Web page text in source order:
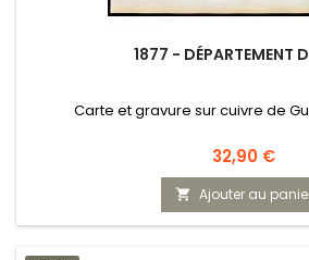
1877 - DÉPARTEMENT
Carte et gravure sur cuivre de
Prix
32,90 €
 Ajouter au